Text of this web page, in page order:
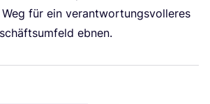
für ein ver­ant­wor­tungs­vol­le­res
ebnen.